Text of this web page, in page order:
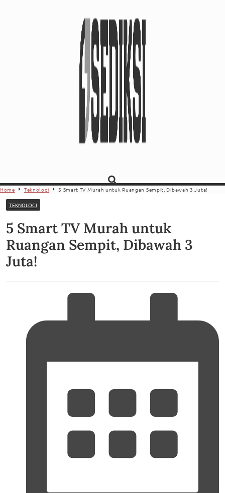
Home Teknologi 5 Smart TV Murah untuk Ruangan Sempit, Dibawah 3 Juta!
TEKNOLOGI
5 Smart TV Murah untuk
Ruangan Sempit, Dibawah 3
Juta!